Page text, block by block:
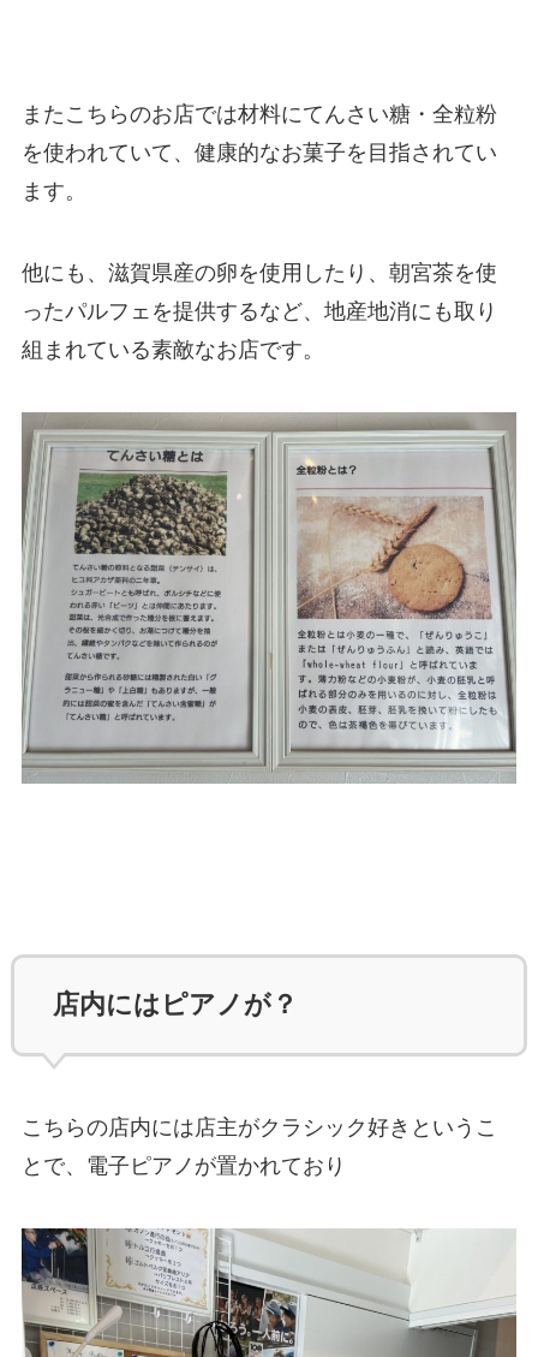
またこちらのお店では材料にてんさい糖・全粒粉
を使われていて、健康的なお菓子を目指されてい
ます。
他にも、滋賀県産の卵を使用したり、朝宮茶を使
ったパルフェを提供するなど、地産地消にも取り
組まれている素敵なお店です。
店内にはピアノが？
こちらの店内には店主がクラシック好きというこ
とで、電子ピアノが置かれており